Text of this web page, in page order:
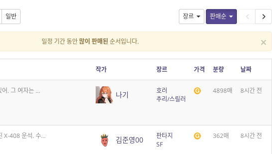
장르 판매순
일반
×
일정 기간 동안많이 판매된 순서입니다.
작가 장르 가격 분량 날짜
어. 그 여자는 ... 나기
호러
추리/스릴러
4898매 8시간 전
X-408 운석. 수... 김준영00
판타지
SF
362매 8시간 전